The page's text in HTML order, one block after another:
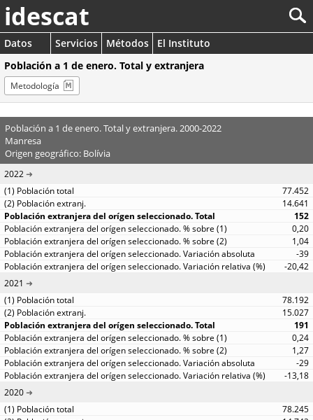
idescat
Datos Servicios Métodos
El Instituto
Población a 1 de enero. Total y extranjera
Metodología
Población a 1 de enero. Total y extranjera. 2000-2022
Manresa
Origen geográfico: Bolívia
2022
77.452
14.641
152
0,20
1,04
-39
-20,42
2021
78.192
15.027
191
0,24
1,27
-29
-13,18
2020
78.245